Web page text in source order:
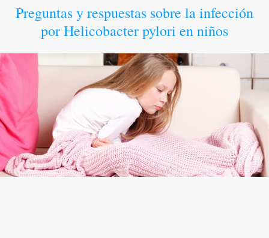
Preguntas y respuestas sobre la infección
por Helicobacter pylori en niños